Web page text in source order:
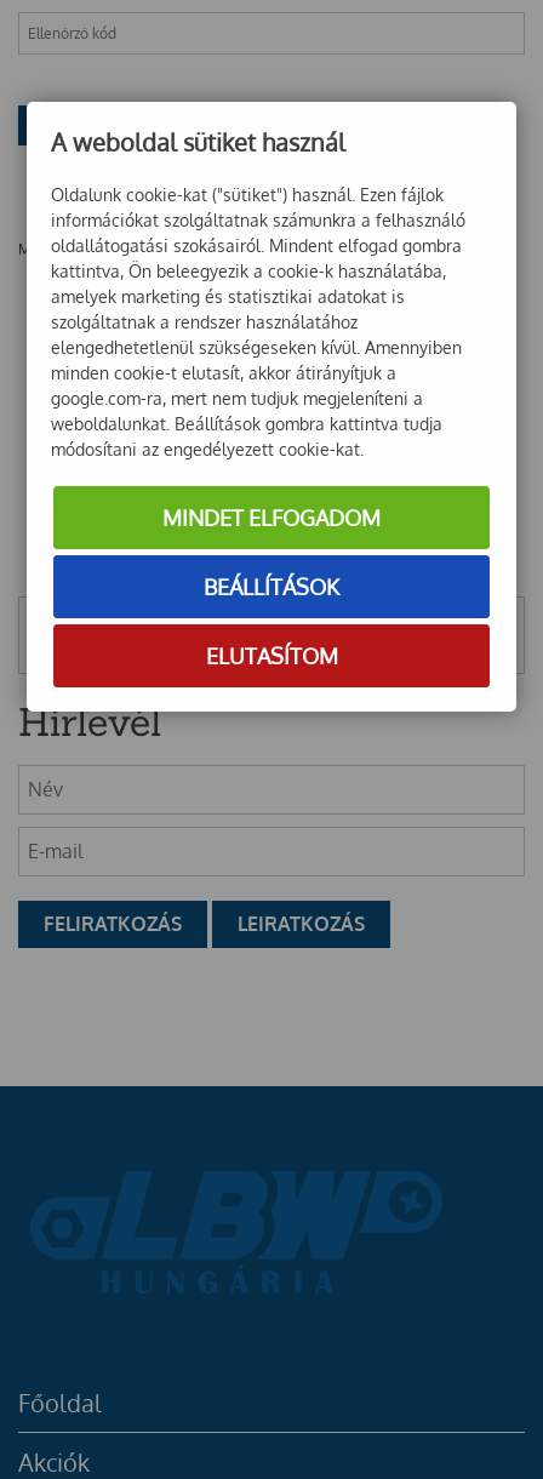
Még nincsenek vélemények ehhez a termékhez!
Mentett szűrők
Hírlevél
Főoldal
Akciók
A weboldal sütiket használ
Oldalunk cookie-kat ("sütiket") használ. Ezen fájlok
információkat szolgáltatnak számunkra a felhasználó
oldallátogatási szokásairól. Mindent elfogad gombra
kattintva, Ön beleegyezik a cookie-k használatába,
amelyek marketing és statisztikai adatokat is
szolgáltatnak a rendszer használatához
elengedhetetlenül szükségeseken kívül. Amennyiben
minden cookie-t elutasít, akkor átirányítjuk a
google.com-ra, mert nem tudjuk megjeleníteni a
weboldalunkat. Beállítások gombra kattintva tudja
módosítani az engedélyezett cookie-kat.
MINDET ELFOGADOM
BEÁLLÍTÁSOK
ELUTASÍTOM